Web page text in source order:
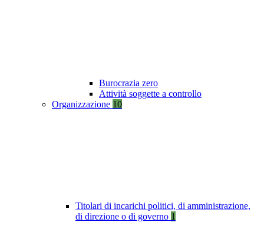
Burocrazia zero
Attività soggette a controllo
Organizzazione 10
Titolari di incarichi politici, di amministrazione,
di direzione o di governo 1